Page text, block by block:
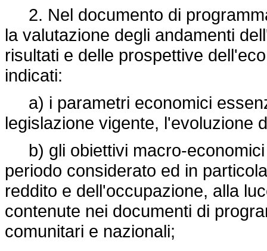
2. Nel documento di
la valutazione degli andamenti
risultati e delle prospettive
indicati:
a) i parametri economici
legislazione vigente, l'evoluzione
b) gli obiettivi macro-economici
periodo considerato ed in
reddito e dell'occupazione, alla
contenute nei documenti di
comunitari e nazionali;